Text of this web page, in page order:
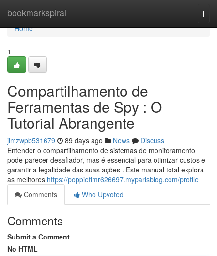
bookmarkspiral
Home
Home
1
Compartilhamento de
Ferramentas de Spy : O
Tutorial Abrangente
jimzwpb531679 89 days ago News
Discuss
Entender o compartilhamento de sistemas de monitoramento
pode parecer desafiador, mas é essencial para otimizar custos e
garantir a legalidade das suas ações . Este manual total explora
as melhores https://poppieflmr626697.myparisblog.com/profile
Comments
Who Upvoted
Comments
Submit a Comment
No HTML